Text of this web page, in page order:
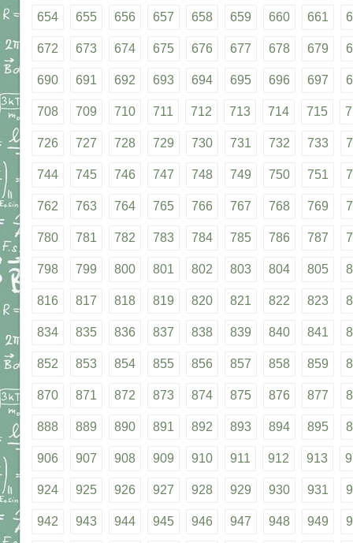
654 655 656 657 658 659 660 661
672 673 674 675 676 677 678 679
690 691 692 693 694 695 696 697
708 709 710 711 712 713 714 715
726 727 728 729 730 731 732 733
744 745 746 747 748 749 750 751
762 763 764 765 766 767 768 769
780 781 782 783 784 785 786 787
798 799 800 801 802 803 804 805
816 817 818 819 820 821 822 823
834 835 836 837 838 839 840 841
852 853 854 855 856 857 858 859
870 871 872 873 874 875 876 877
888 889 890 891 892 893 894 895
906 907 908 909 910 911 912 913
924 925 926 927 928 929 930 931
942 943 944 945 946 947 948 949